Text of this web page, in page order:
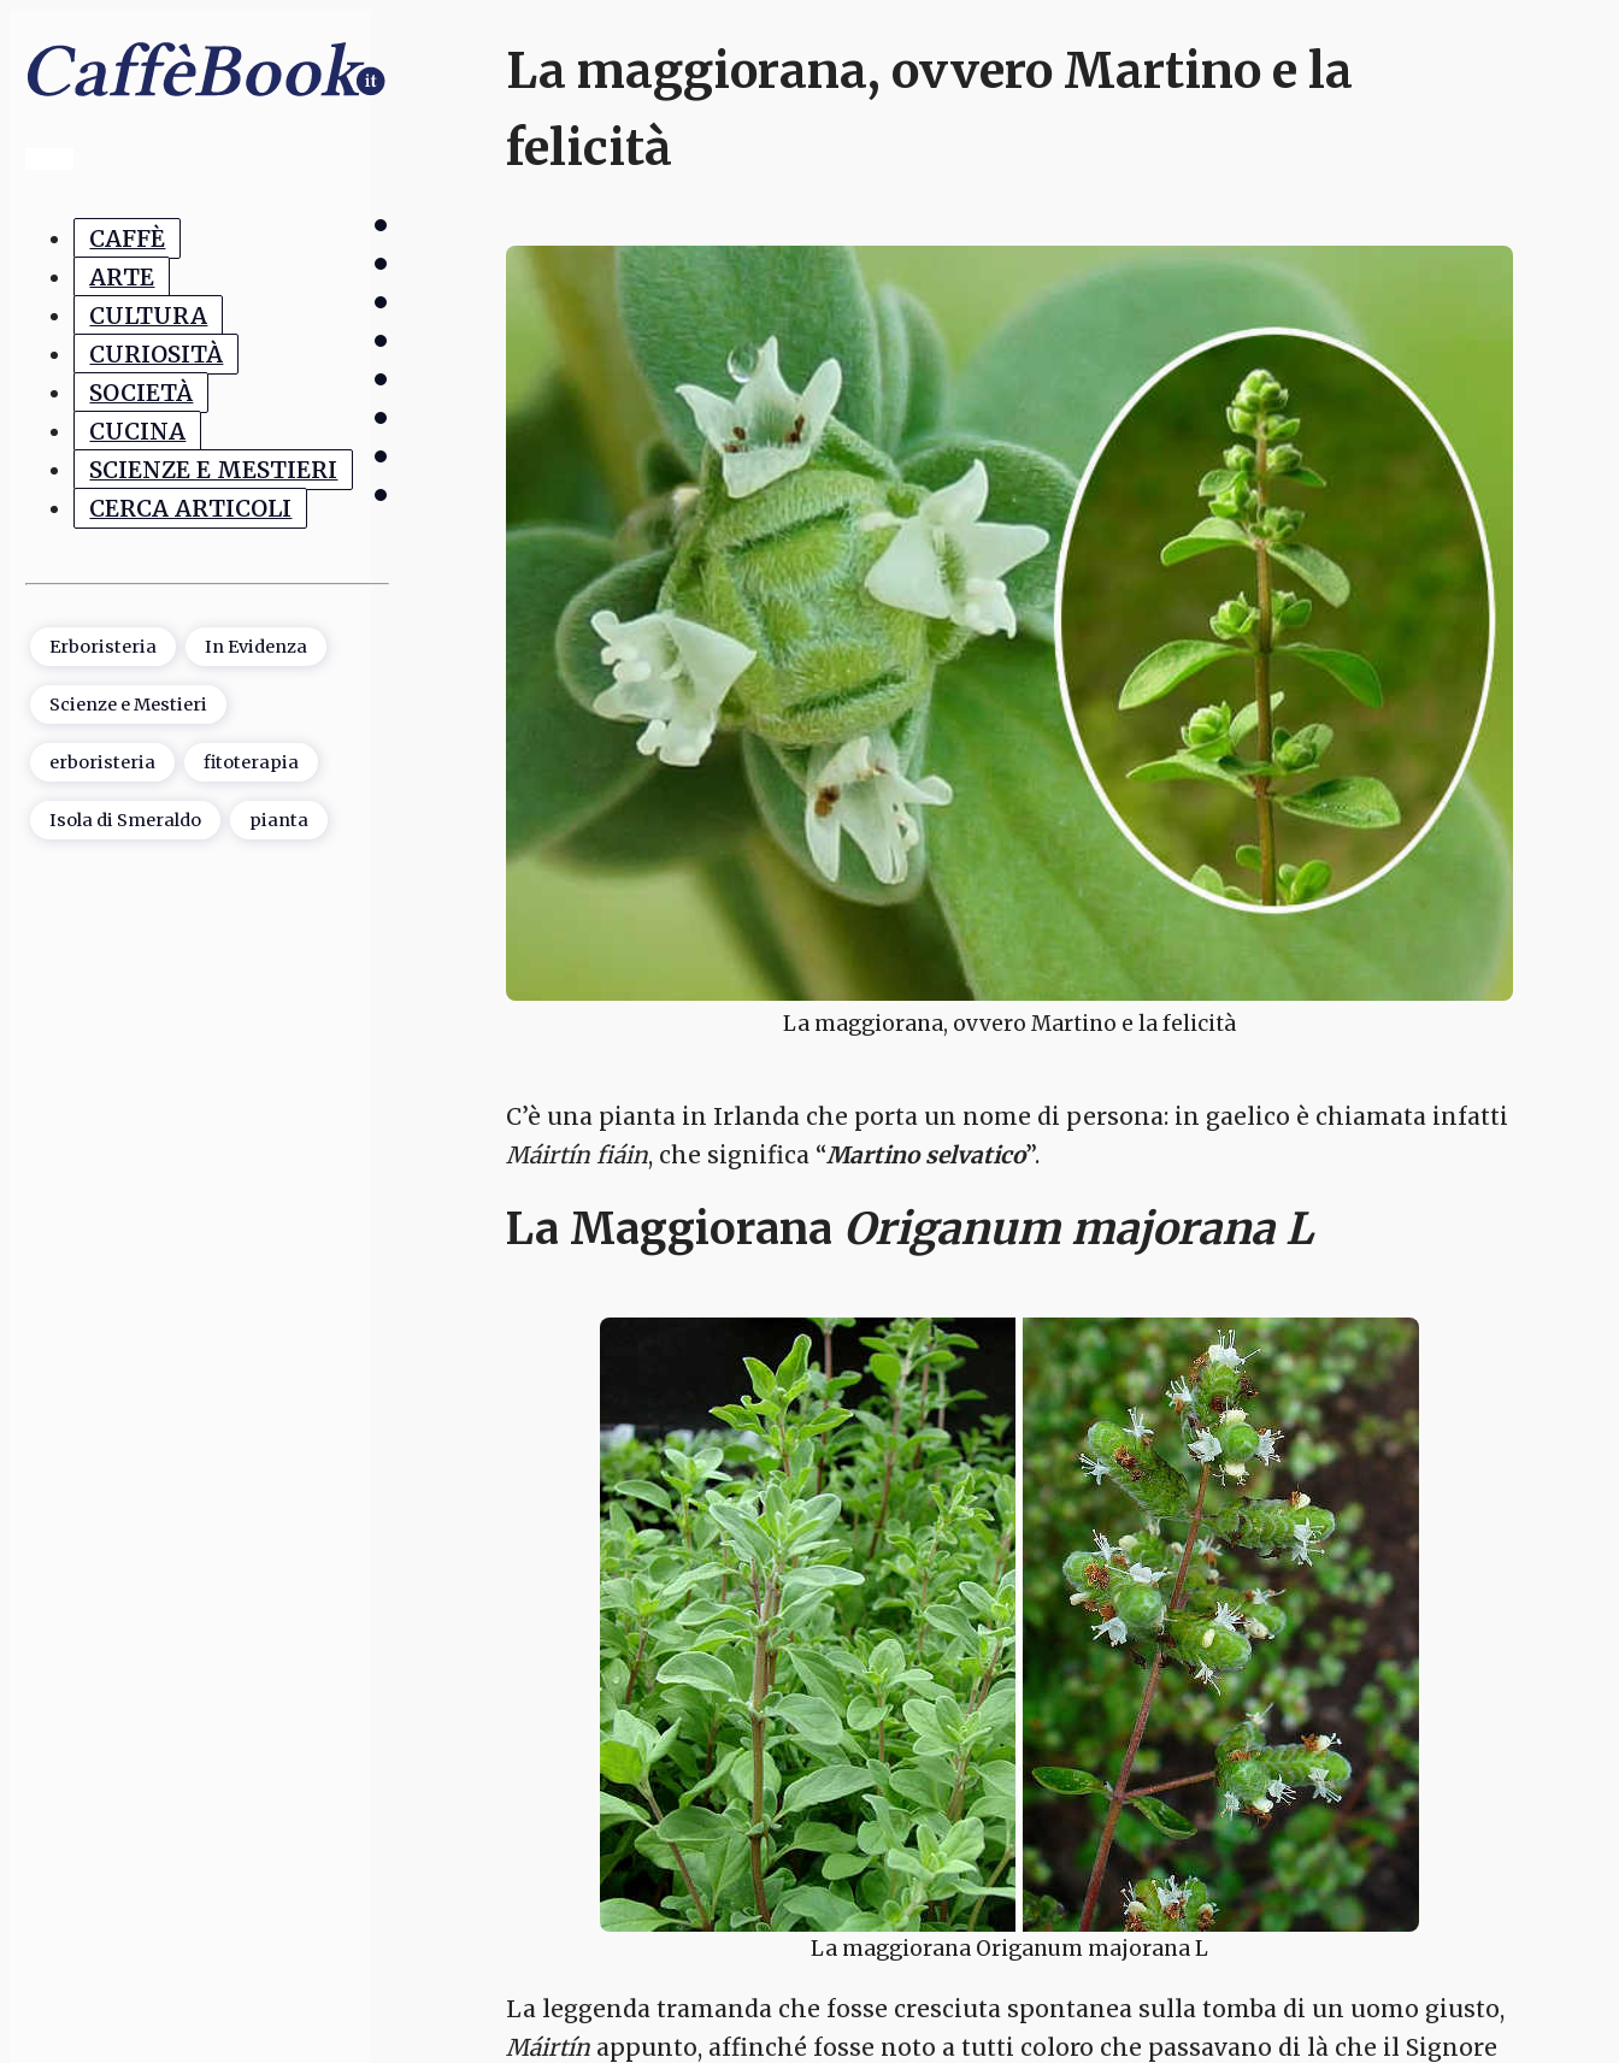
CAFFÈ
ARTE
CULTURA
CURIOSITÀ
SOCIETÀ
CUCINA
SCIENZE E MESTIERI
CERCA ARTICOLI
Erboristeria In Evidenza
Scienze e Mestieri
erboristeria fitoterapia
Isola di Smeraldo pianta
La maggiorana, ovvero Martino e la
felicità
La maggiorana, ovvero Martino e la felicità
C’è una pianta in Irlanda che porta un nome di persona: in gaelico è chiamata infatti
Máirtín fiáin, che significa “Martino selvatico”.
La Maggiorana Origanum majorana L
La maggiorana Origanum majorana L
La leggenda tramanda che fosse cresciuta spontanea sulla tomba di un uomo giusto,
Máirtín appunto, affinché fosse noto a tutti coloro che passavano di là che il Signore